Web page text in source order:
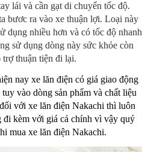
lái và cần gạt di chuyển tốc độ.
bươc ra vào xe thuận lợi. Loại này
dụng nhiều hơn và có tốc độ nhanh
sử dụng dòng này sức khỏe còn
thuận tiện đi lại.
nay xe lăn điện có giá giao động
vào dòng sản phẩm và chất liệu
với xe lăn điện Nakachi thì luôn
đi kèm với giá cả chính vì vậy quý
mua xe lăn điện Nakachi.